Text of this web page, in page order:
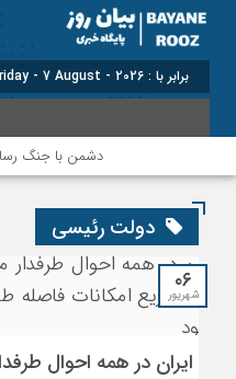
برابر با : Friday - 7 August - 2026
دشمن با جنگ
دولت رئیسی
۰۶
شهریور
ایران در همه احوال